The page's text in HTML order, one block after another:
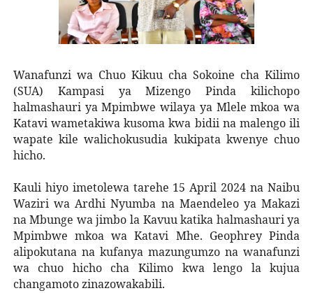
Wanafunzi wa Chuo Kikuu cha Sokoine cha Kilimo
(SUA) Kampasi ya Mizengo Pinda kilichopo
halmashauri ya Mpimbwe wilaya ya Mlele mkoa wa
Katavi wametakiwa kusoma kwa bidii na malengo ili
wapate kile walichokusudia kukipata kwenye chuo
hicho.
Kauli hiyo imetolewa tarehe 15 April 2024 na Naibu
Waziri wa Ardhi Nyumba na Maendeleo ya Makazi
na Mbunge wa jimbo la Kavuu katika halmashauri ya
Mpimbwe mkoa wa Katavi Mhe. Geophrey Pinda
alipokutana na kufanya mazungumzo na wanafunzi
wa chuo hicho cha Kilimo kwa lengo la kujua
changamoto zinazowakabili.